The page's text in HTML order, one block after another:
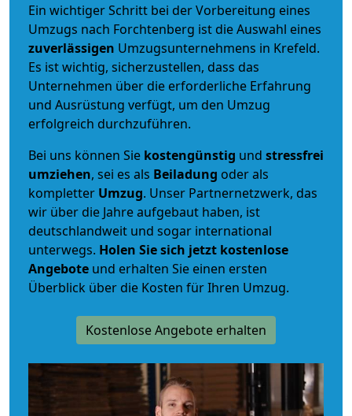
Ein wichtiger Schritt bei der Vorbereitung eines
Umzugs nach Forchtenberg ist die Auswahl eines
zuverlässigen Umzugsunternehmens in Krefeld.
Es ist wichtig, sicherzustellen, dass das
Unternehmen über die erforderliche Erfahrung
und Ausrüstung verfügt, um den Umzug
erfolgreich durchzuführen.
Bei uns können Sie kostengünstig und stressfrei
umziehen, sei es als Beiladung oder als
kompletter Umzug. Unser Partnernetzwerk, das
wir über die Jahre aufgebaut haben, ist
deutschlandweit und sogar international
unterwegs. Holen Sie sich jetzt kostenlose
Angebote und erhalten Sie einen ersten
Überblick über die Kosten für Ihren Umzug.
Kostenlose Angebote erhalten